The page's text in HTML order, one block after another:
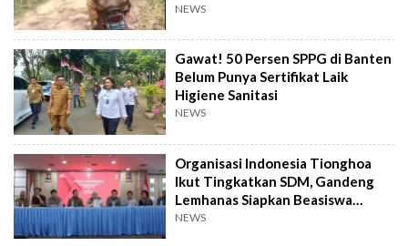
NEWS
Gawat! 50 Persen SPPG di Banten
Belum Punya Sertifikat Laik
Higiene Sanitasi
NEWS
Organisasi Indonesia Tionghoa
Ikut Tingkatkan SDM, Gandeng
Lemhanas Siapkan Beasiswa
Hingga S3
NEWS